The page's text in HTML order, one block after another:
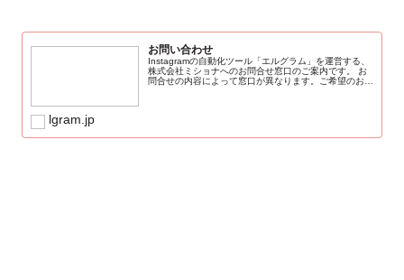
お問い合わせ
Instagramの自動化ツール「エルグラム」を運営する、
株式会社ミショナへのお問合せ窓口のご案内です。 お
問合せの内容によって窓口が異なります。ご希望のお問
lgram.jp